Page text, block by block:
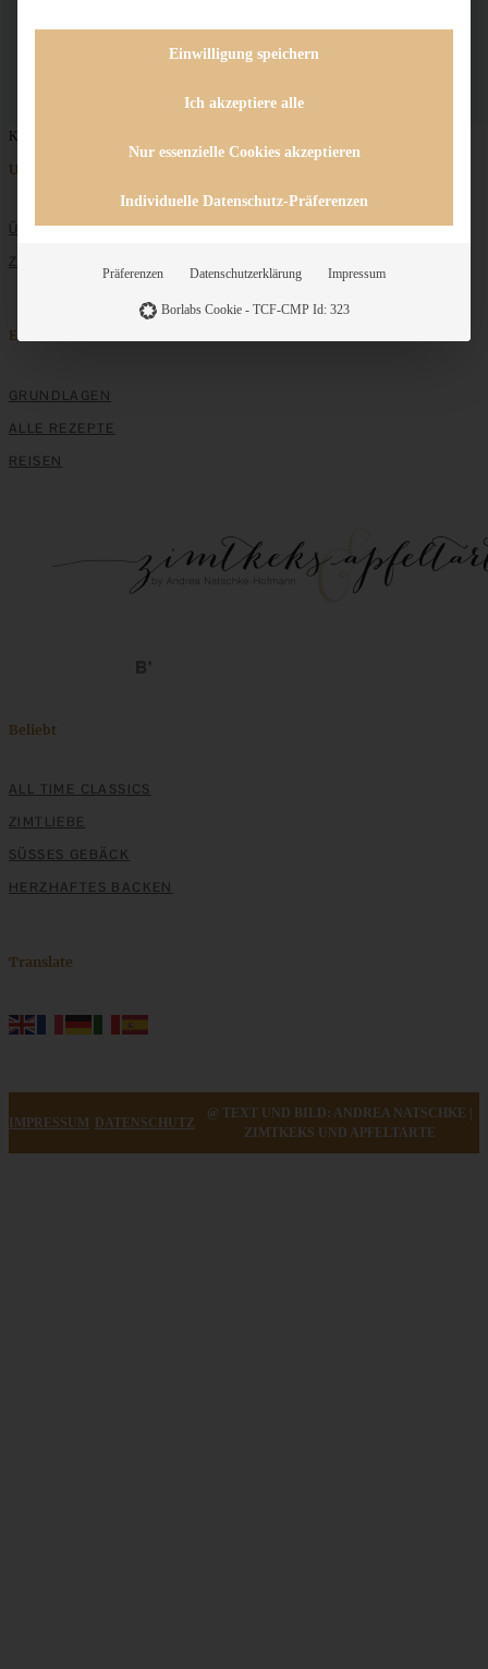
Keine Beiträge gefunden
Unternehmen
ÜBER MICH
ZUSAMMENARBEIT
Entdecken
GRUNDLAGEN
ALLE REZEPTE
REISEN
Beliebt
ALL TIME CLASSICS
ZIMTLIEBE
SÜSSES GEBÄCK
HERZHAFTES BACKEN
Translate
IMPRESSUM DATENSCHUTZ
@ TEXT UND BILD: ANDREA NATSCHKE |
ZIMTKEKS UND APFELTARTE
Einwilligung speichern
Ich akzeptiere alle
Nur essenzielle Cookies akzeptieren
Individuelle Datenschutz-Präferenzen
Präferenzen Datenschutzerklärung Impressum
Borlabs Cookie - TCF-CMP Id: 323